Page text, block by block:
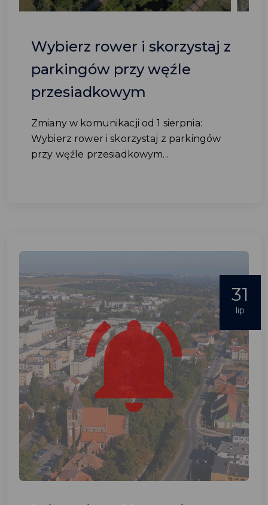
Wybierz rower i skorzystaj z
parkingów przy węźle
przesiadkowym
Zmiany w komunikacji od 1 sierpnia:
Wybierz rower i skorzystaj z parkingów
przy węźle przesiadkowym...
31
lip